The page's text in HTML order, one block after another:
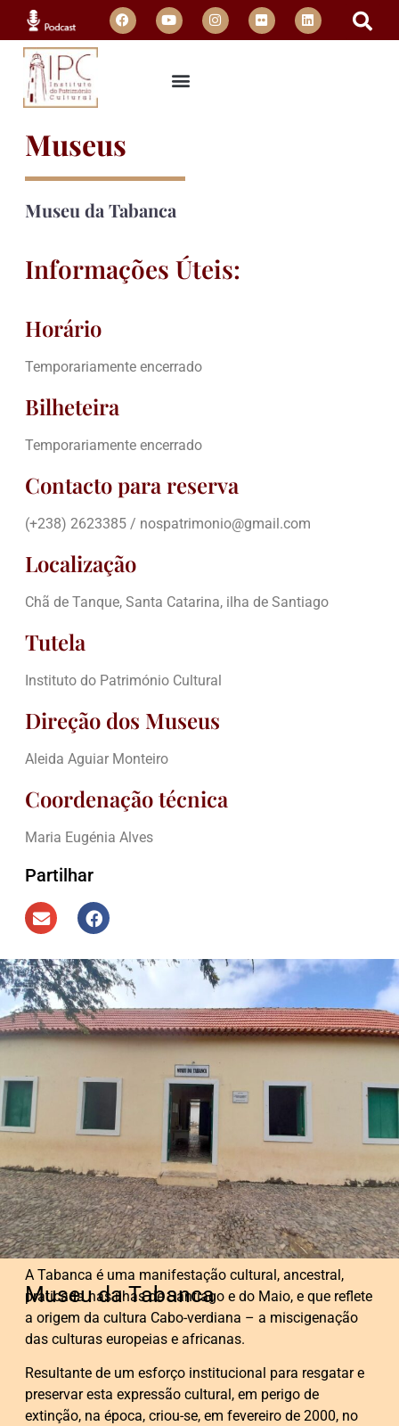
Museus
Museu da Tabanca
Informações Úteis:
Horário
Temporariamente encerrado
Bilheteira
Temporariamente encerrado
Contacto para reserva
(+238) 2623385 / nospatrimonio@gmail.com
Localização
Chã de Tanque, Santa Catarina, ilha de Santiago
Tutela
Instituto do Património Cultural
Direção dos Museus
Aleida Aguiar Monteiro
Coordenação técnica
Maria Eugénia Alves
Partilhar
Museu da Tabanca
A Tabanca é uma manifestação cultural, ancestral,
praticada nas ilhas de Santiago e do Maio, e que reflete
a origem da cultura Cabo-verdiana – a miscigenação
das culturas europeias e africanas.
Resultante de um esforço institucional para resgatar e
preservar esta expressão cultural, em perigo de
extinção, na época, criou-se, em fevereiro de 2000, no